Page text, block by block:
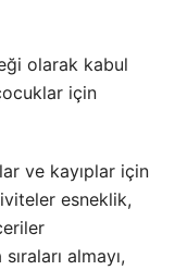
olarak kabul
için
ve kayıplar için
esneklik,
almayı,